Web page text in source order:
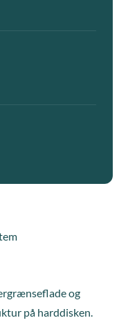
og
på harddisken.